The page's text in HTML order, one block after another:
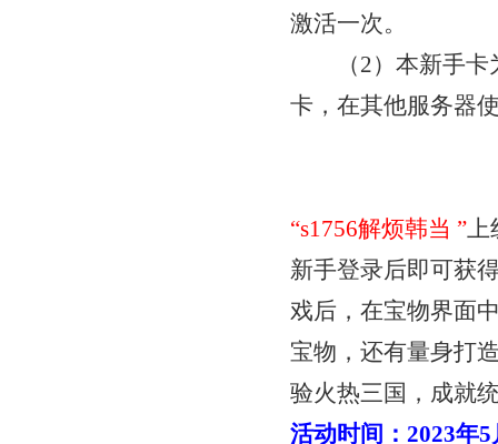
激活一次。
（2）本新手卡
卡，在其他服务器
“s1756解烦韩当”
新手登录后即可获
戏后，在宝物界面
宝物，还有量身打
验火热三国，成就
活动时间：2023年